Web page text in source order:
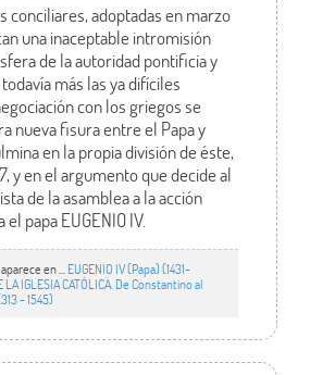
conciliares, adoptadas en marzo
una inaceptable intromisión
de la autoridad pontificia y
más las ya difíciles
con los griegos se
nueva fisura entre el Papa y
en la propia división de éste,
y en el argumento que decide al
de la asamblea a la acción
papa EUGENIO IV.
en ... EUGENIO IV (Papa) (1431-
LA IGLESIA CATÓLICA. De Constantino al
- 1545)